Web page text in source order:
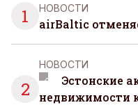
1
НОВОСТИ
airBaltic
2
НОВОСТИ
Эстонские
недвижимости